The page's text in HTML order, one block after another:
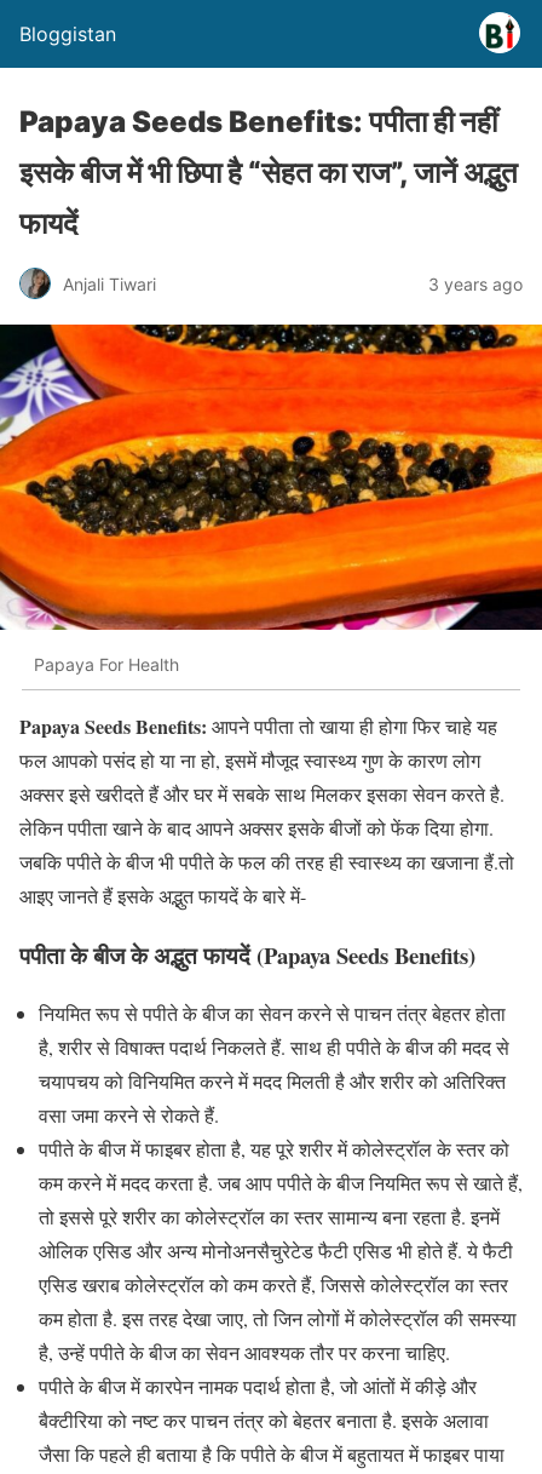
Bloggistan
Papaya Seeds Benefits: पपीता ही नहीं
इसके बीज में भी छिपा है “सेहत का राज”, जानें अद्भुत
फायदें
Anjali Tiwari 3 years ago
Papaya For Health
Papaya Seeds Benefits: आपने पपीता तो खाया ही होगा फिर चाहे यह
फल आपको पसंद हो या ना हो, इसमें मौजूद स्वास्थ्य गुण के कारण लोग
अक्सर इसे खरीदते हैं और घर में सबके साथ मिलकर इसका सेवन करते है.
लेकिन पपीता खाने के बाद आपने अक्सर इसके बीजों को फेंक दिया होगा.
जबकि पपीते के बीज भी पपीते के फल की तरह ही स्वास्थ्य का खजाना हैं.तो
आइए जानते हैं इसके अद्भुत फायदें के बारे में-
पपीता के बीज के अद्भुत फायदें (Papaya Seeds Benefits)
नियमित रूप से पपीते के बीज का सेवन करने से पाचन तंत्र बेहतर होता
है, शरीर से विषाक्त पदार्थ निकलते हैं. साथ ही पपीते के बीज की मदद से
चयापचय को विनियमित करने में मदद मिलती है और शरीर को अतिरिक्त
वसा जमा करने से रोकते हैं.
पपीते के बीज में फाइबर होता है, यह पूरे शरीर में कोलेस्ट्रॉल के स्तर को
कम करने में मदद करता है. जब आप पपीते के बीज नियमित रूप से खाते हैं,
तो इससे पूरे शरीर का कोलेस्ट्रॉल का स्तर सामान्य बना रहता है. इनमें
ओलिक एसिड और अन्य मोनोअनसैचुरेटेड फैटी एसिड भी होते हैं. ये फैटी
एसिड खराब कोलेस्ट्रॉल को कम करते हैं, जिससे कोलेस्ट्रॉल का स्तर
कम होता है. इस तरह देखा जाए, तो जिन लोगों में कोलेस्ट्रॉल की समस्या
है, उन्हें पपीते के बीज का सेवन आवश्यक तौर पर करना चाहिए.
पपीते के बीज में कारपेन नामक पदार्थ होता है, जो आंतों में कीड़े और
बैक्टीरिया को नष्ट कर पाचन तंत्र को बेहतर बनाता है. इसके अलावा
जैसा कि पहले ही बताया है कि पपीते के बीज में बहुतायत में फाइबर पाया